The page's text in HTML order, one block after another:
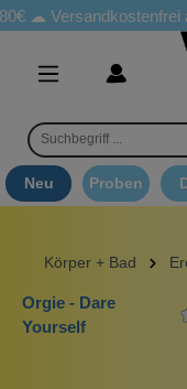
Versandkostenfrei ab 65€
Neu Proben
Körper + Bad
Orgie - Dare
Yourself